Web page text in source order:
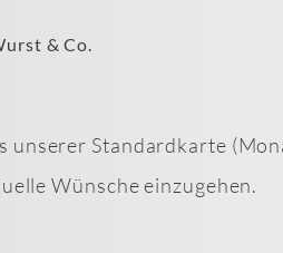
& Co.
unserer Standardkarte
Wünsche einzugehen.